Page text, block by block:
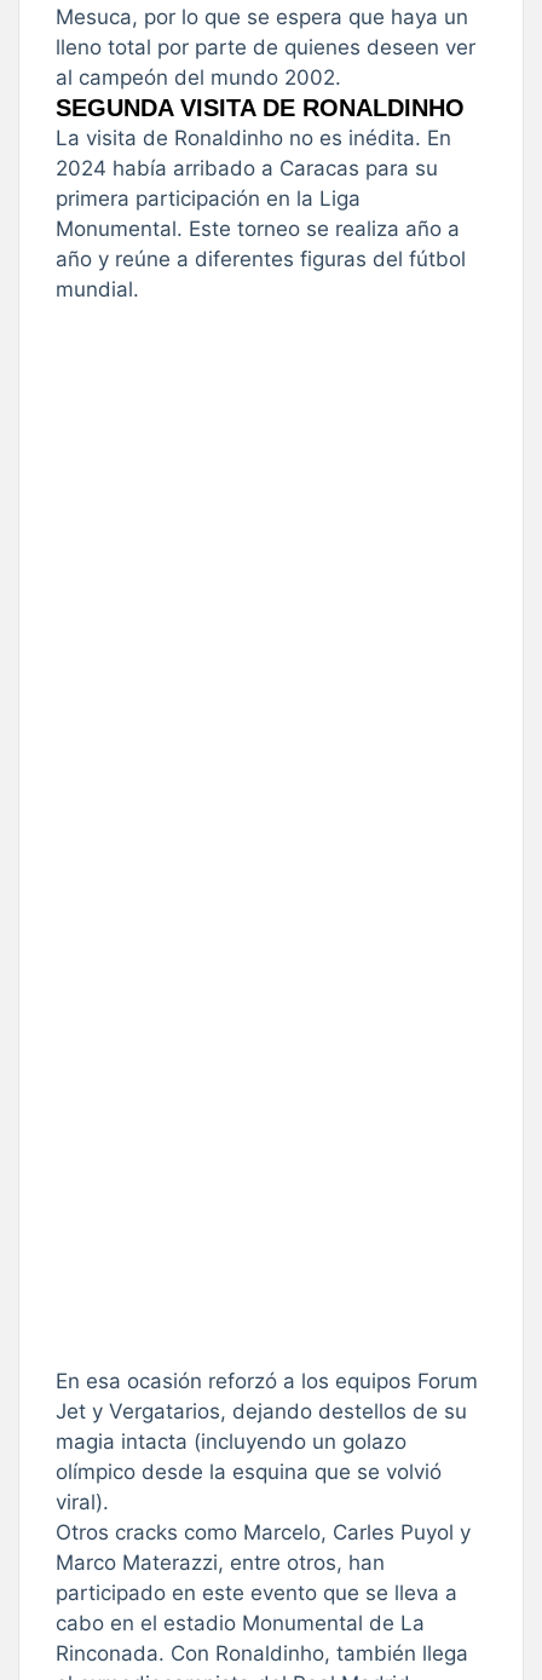
Mesuca, por lo que se espera que haya un
lleno total por parte de quienes deseen ver
al campeón del mundo 2002.
SEGUNDA VISITA DE RONALDINHO
La visita de Ronaldinho no es inédita. En
2024 había arribado a Caracas para su
primera participación en la Liga
Monumental. Este torneo se realiza año a
año y reúne a diferentes figuras del fútbol
mundial.
En esa ocasión reforzó a los equipos Forum
Jet y Vergatarios, dejando destellos de su
magia intacta (incluyendo un golazo
olímpico desde la esquina que se volvió
viral).
Otros cracks como Marcelo, Carles Puyol y
Marco Materazzi, entre otros, han
participado en este evento que se lleva a
cabo en el estadio Monumental de La
Rinconada. Con Ronaldinho, también llega